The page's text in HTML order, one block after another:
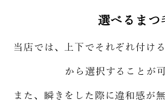
選べるまつ
当店では、上下でそれぞれ付け
から選択することが可
また、瞬きをした際に違和感が